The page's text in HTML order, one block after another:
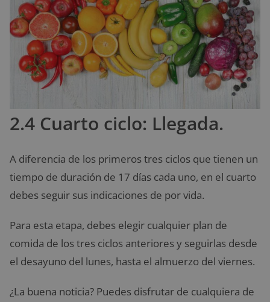
2.4 Cuarto ciclo: Llegada.
A diferencia de los primeros tres ciclos que tienen un
tiempo de duración de 17 días cada uno, en el cuarto
debes seguir sus indicaciones de por vida.
Para esta etapa, debes elegir cualquier plan de
comida de los tres ciclos anteriores y seguirlas desde
el desayuno del lunes, hasta el almuerzo del viernes.
¿La buena noticia? Puedes disfrutar de cualquiera de